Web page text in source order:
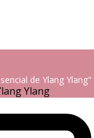
de Ylang Ylang"
Ylang